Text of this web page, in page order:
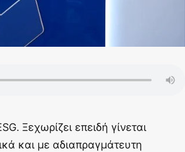
Ξεχωρίζει επειδή γίνεται
και με αδιαπραγμάτευτη